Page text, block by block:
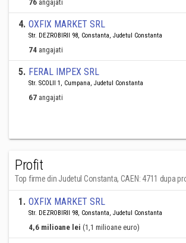
76 angajati
4. OXFIX MARKET SRL
Str. DEZROBIRII 98, Constanta, Judetul Constanta
74 angajati
5. FERAL IMPEX SRL
Str. SCOLII 1, Cumpana, Judetul Constanta
67 angajati
Profit
Top firme din Judetul Constanta, CAEN: 4711 dupa
1. OXFIX MARKET SRL
Str. DEZROBIRII 98, Constanta, Judetul Constanta
4,6 milioane lei (1,1 milioane euro)